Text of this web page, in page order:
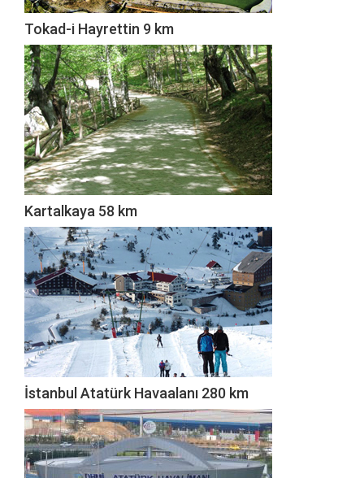
Tokad-i Hayrettin 9 km
Kartalkaya 58 km
İstanbul Atatürk Havaalanı 280 km